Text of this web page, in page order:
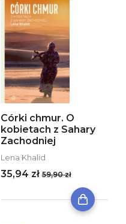
Córki chmur. O
kobietach z Sahary
Zachodniej
Lena Khalid
35,94 zł 59,90 zł